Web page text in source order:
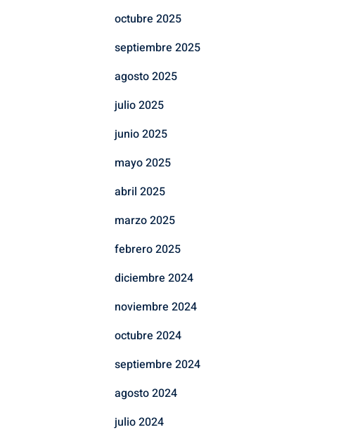
octubre 2025
septiembre 2025
agosto 2025
julio 2025
junio 2025
mayo 2025
abril 2025
marzo 2025
febrero 2025
diciembre 2024
noviembre 2024
octubre 2024
septiembre 2024
agosto 2024
julio 2024